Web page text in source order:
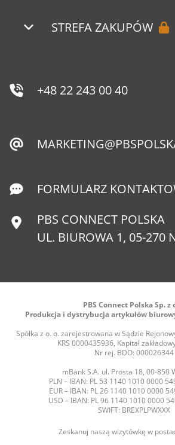
STREFA ZAKUPÓW
+48 22 243 00 40
FORMULARZ
PBS CONNECT POLSKA
UL. BIUROWA 1, 05-270
PBS Connect Polska Sp. z
Produkcja i dystrybucja artykułów
Spółka z o. o. zarejestrowana w Sądzie
KRS 0000435936, Kapitał
Nr rej. BDO: 000026344
mBank S.A. ul. Prosta 18, 00-850
PLN – IBAN: PL 53 1140 1010 0000
EUR – IBAN: PL 26 1140 1010 0000
USD – IBAN: PL 96 1140 1010 0000
SWIFT: BREXPLPWXXX
Zeskanuj naszą wizytówkę w